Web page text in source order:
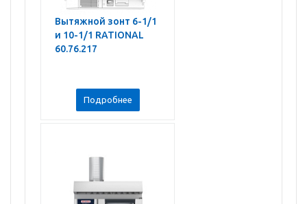
Вытяжной зонт 6-1/1
и 10-1/1 RATIONAL
60.76.217
Подробнее